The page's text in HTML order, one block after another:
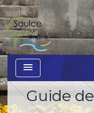
menu
Guide